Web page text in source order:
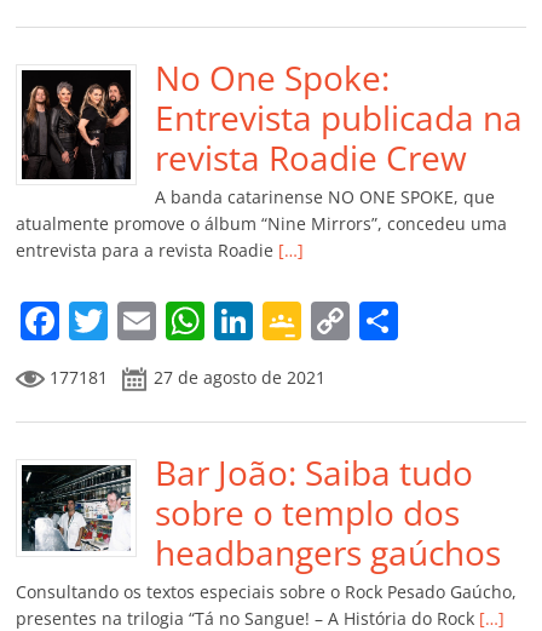
e
b
o
o
k
er l s
A
p
p
e
dI
n
gl
e
Cl
a
ss
ro
o
m
y
Li
n
k
p
til
h
ar
No One Spoke:
Entrevista publicada na
revista Roadie Crew
A banda catarinense NO ONE SPOKE, que
atualmente promove o álbum “Nine Mirrors”, concedeu uma
entrevista para a revista Roadie […]
F
a
c
e
b
o
o
k
T
w
itt
er
E
m
ai
l
W
at
s
A
p
p
Li
n
k
e
dI
n
G
o
o
gl
e
Cl
a
ss
C
y
Li
n
k
p
ar
til
h
ar
177181 27 de agosto de 2021
Bar João: Saiba tudo
sobre o templo dos
headbangers gaúchos
Consultando os textos especiais sobre o Rock Pesado Gaúcho,
presentes na trilogia “Tá no Sangue! – A História do Rock […]